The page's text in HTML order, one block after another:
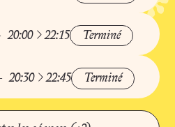
20:00 à22:15 Terminé
20:30 à22:45 Terminé